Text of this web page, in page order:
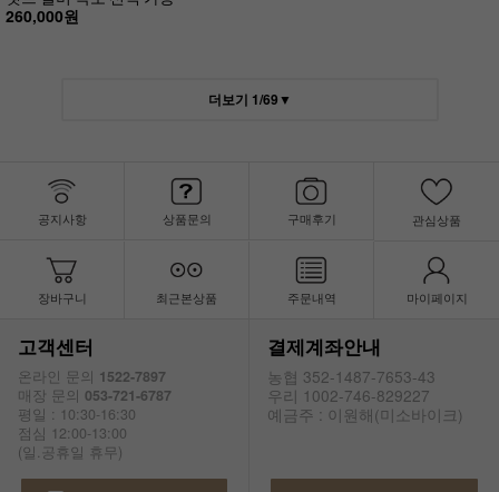
260,000원
더보기 1/69▼
공지사항 상품문의 구매후기 관심상품
장바구니 최근본상품 주문내역 마이페이지
고객센터
온라인 문의 1522-7897
매장 문의 053-721-6787
평일 : 10:30-16:30
점심 12:00-13:00
(일.공휴일 휴무)
결제계좌안내
농협 352-1487-7653-43
우리 1002-746-829227
예금주 : 이원해(미소바이크)